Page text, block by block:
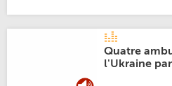
Quatre
l'Ukraine